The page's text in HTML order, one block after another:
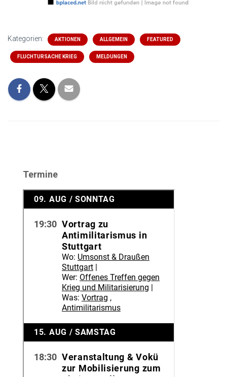
Kategorien: AKTIONEN ALLGEMEIN FEATURED
FLUCHTURSACHE KRIEG MELDUNGEN
Termine